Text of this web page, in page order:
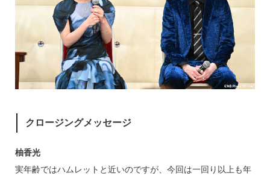
クロージングメッセージ
柚香光
実年齢ではハムレットと近いのですが、今回は一回り以上も年